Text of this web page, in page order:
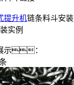
提升机链条料斗安装
示：